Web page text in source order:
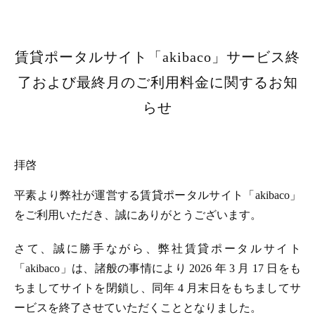
賃貸ポータルサイト「akibaco」サービス終
了および最終月のご利用料金に関するお知
らせ
拝啓
平素より弊社が運営する賃貸ポータルサイト「akibaco」
をご利用いただき、誠にありがとうございます。
さて、誠に勝手ながら、弊社賃貸ポータルサイト
「akibaco」は、諸般の事情により 2026 年 3 月 17 日をも
ちましてサイトを閉鎖し、同年 4 月末日をもちましてサ
ービスを終了させていただくこととなりました。